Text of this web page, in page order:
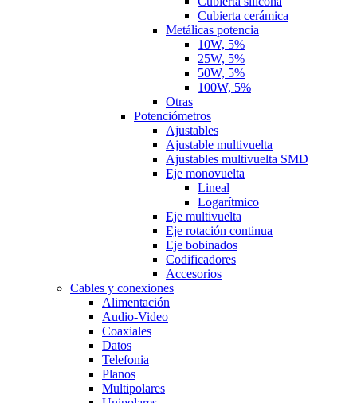
Cubierta cerámica
Metálicas potencia
10W, 5%
25W, 5%
50W, 5%
100W, 5%
Otras
Potenciómetros
Ajustables
Ajustable multivuelta
Ajustables multivuelta SMD
Eje monovuelta
Lineal
Logarítmico
Eje multivuelta
Eje rotación continua
Eje bobinados
Codificadores
Accesorios
Cables y conexiones
Alimentación
Audio-Video
Coaxiales
Datos
Telefonia
Planos
Multipolares